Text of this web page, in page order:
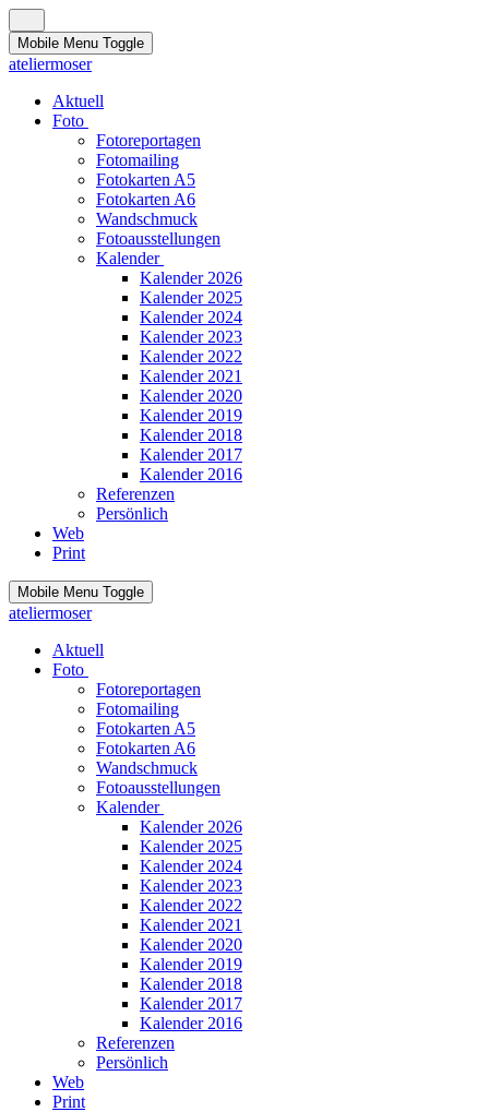
Mobile Menu Toggle
ateliermoser
Aktuell
Foto
Fotoreportagen
Fotomailing
Fotokarten A5
Fotokarten A6
Wandschmuck
Fotoausstellungen
Kalender
Kalender 2026
Kalender 2025
Kalender 2024
Kalender 2023
Kalender 2022
Kalender 2021
Kalender 2020
Kalender 2019
Kalender 2018
Kalender 2017
Kalender 2016
Referenzen
Persönlich
Web
Print
Mobile Menu Toggle
ateliermoser
Aktuell
Foto
Fotoreportagen
Fotomailing
Fotokarten A5
Fotokarten A6
Wandschmuck
Fotoausstellungen
Kalender
Kalender 2026
Kalender 2025
Kalender 2024
Kalender 2023
Kalender 2022
Kalender 2021
Kalender 2020
Kalender 2019
Kalender 2018
Kalender 2017
Kalender 2016
Referenzen
Persönlich
Web
Print